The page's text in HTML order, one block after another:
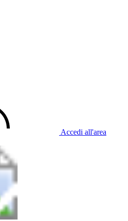
Accedi all'area